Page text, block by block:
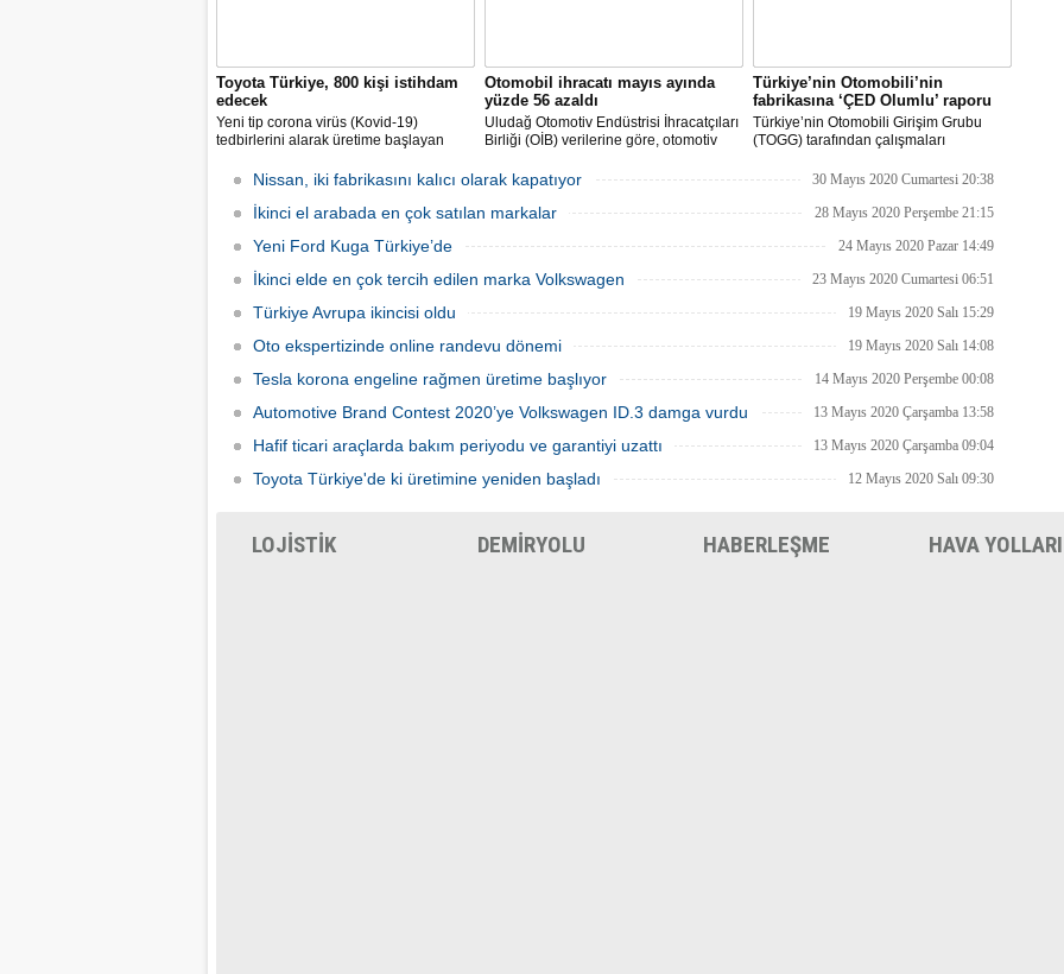
Toyota Türkiye, 800 kişi istihdam
edecek
Yeni tip corona virüs (Kovid-19)
tedbirlerini alarak üretime başlayan
ve ihracat hedeflerini artırmak için
istihdam sağlayacak.
Otomobil ihracatı mayıs ayında
yüzde 56 azaldı
Uludağ Otomotiv Endüstrisi İhracatçıları
Birliği (OİB) verilerine göre, otomotiv
sürdüğü Mayıs ayında geçen senenin
aynı dönemine göre yüzde 56 düşüşle 1
milyar 203 milyon dolar ihracat
Türkiye’nin Otomobili’nin
fabrikasına ‘ÇED Olumlu’ raporu
Türkiye’nin Otomobili Girişim Grubu
(TOGG) tarafından çalışmaları
Türkiye’nin Otomobili yatırımı Bursa’nın
fabrika inşaatının başlayabilmesi için
aldı.
Nissan, iki fabrikasını kalıcı olarak kapatıyor 30 Mayıs 2020 Cumartesi 20:38
İkinci el arabada en çok satılan markalar 28 Mayıs 2020 Perşembe 21:15
Yeni Ford Kuga Türkiye’de 24 Mayıs 2020 Pazar 14:49
İkinci elde en çok tercih edilen marka Volkswagen 23 Mayıs 2020 Cumartesi 06:51
Türkiye Avrupa ikincisi oldu 19 Mayıs 2020 Salı 15:29
Oto ekspertizinde online randevu dönemi 19 Mayıs 2020 Salı 14:08
Tesla korona engeline rağmen üretime başlıyor 14 Mayıs 2020 Perşembe 00:08
Automotive Brand Contest 2020’ye Volkswagen ID.3 damga vurdu 13 Mayıs 2020 Çarşamba 13:58
Hafif ticari araçlarda bakım periyodu ve garantiyi uzattı 13 Mayıs 2020 Çarşamba 09:04
Toyota Türkiye'de ki üretimine yeniden başladı 12 Mayıs 2020 Salı 09:30
LOJİSTİK DEMİRYOLU HABERLEŞME HAVA YOLLARI